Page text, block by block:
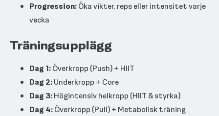
Progression:Öka vikter, reps eller intensitet varje
vecka
Träningsupplägg
Dag 1:Överkropp (Push) + HIIT
Dag 2:Underkropp + Core
Dag 3:Högintensiv helkropp (HIIT & styrka)
Dag 4:Överkropp (Pull) + Metabolisk träning